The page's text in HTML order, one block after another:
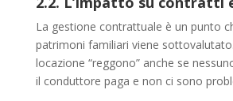
La gestione contrattuale è un punto
patrimoni familiari viene
locazione “reggono” anche se
il conduttore paga e non ci sono